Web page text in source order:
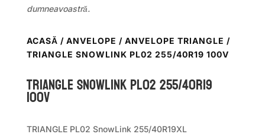
dumneavoastră.
ACASĂ / ANVELOPE / ANVELOPE TRIANGLE /
TRIANGLE SNOWLINK PL02 255/40R19 100V
TRIANGLE SNOWLINK PL02 255/40R19
100V
TRIANGLE PL02 SnowLink 255/40R19XL